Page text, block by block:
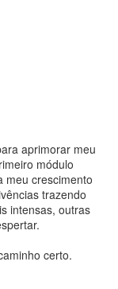
aprimorar meu
módulo
meu crescimento
trazendo
intensas, outras
certo.